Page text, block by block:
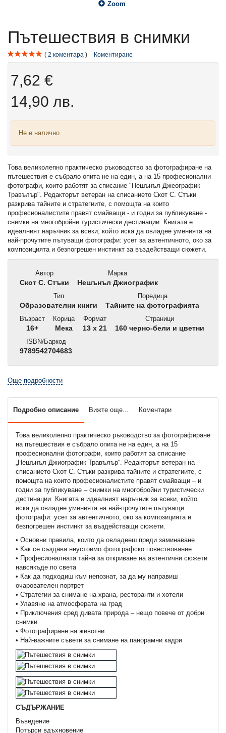
Zoom
Пътешествия в снимки
2 коментара Коментиране
7,62 €
14,90 лв.
Не е налично
Това великолепно практическо ръководство за фотографиране на
пътешествия е събрало опита не на един, а на 15 професионални
фотографи, които работят за списание "Нешънъл Джеографик
Травълър". Редакторът ветеран на списанието Скот С. Стъки
разкрива тайните и стратегиите, с помощта на които
професионалистите правят смайващи - и годни за публикуване -
снимки на многобройни туристически дестинации. Книгата е
идеалният наръчник за всеки, който иска да овладее уменията на
най-прочутите пътуващи фотографи: усет за автентичното, око за
композицията и безпогрешен инстинкт за въздействащи сюжети.
Автор
Скот С. Стъки
Марка
Нешънъл Джиографик
Тип
Образователни книги
Поредица
Тайните на фотографията
Възраст
16+
Корица
Мека
Формат
13 x 21
Страници
160 черно-бели и цветни
ISBN/Баркод
9789542704683
Още подробности
Подробно описание Вижте още... Коментари
Това великолепно практическо ръководство за фотографиране
на пътешествия е събрало опита не на един, а на 15
професионални фотографи, които работят за списание
„Нешънъл Джиографик Травълър“. Редакторът ветеран на
списанието Скот С. Стъки разкрива тайните и стратегиите, с
помощта на които професионалистите правят смайващи – и
годни за публикуване – снимки на многобройни туристически
дестинации. Книгата е идеалният наръчник за всеки, който
иска да овладее уменията на най-прочутите пътуващи
фотографи: усет за автентичното, око за композицията и
безпогрешен инстинкт за въздействащи сюжети.
• Основни правила, които да овладееш преди заминаване
• Как се създава неустоимo фотографско повествование
• Професионалната тайна за откриване на автентични сюжети
навсякъде по света
• Как да подходиш към непознат, за да му направиш
очарователен портрет
• Стратегии за снимане на храна, ресторанти и хотели
• Улавяне на атмосферата на град
• Приключения сред дивата природа – нещо повече от добри
снимки
• Фотографиране на животни
• Най-важните съвети за снимане на панорамни кадри
СЪДЪРЖАНИЕ
Въведение
Потърси вдъхновение